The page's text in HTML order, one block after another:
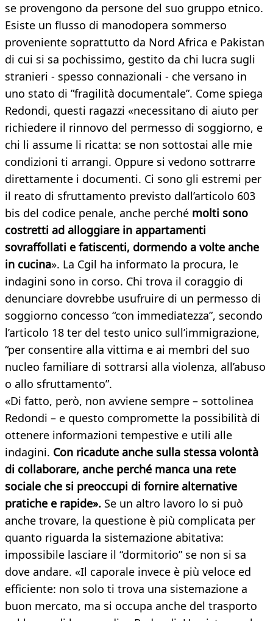
se provengono da persone del suo gruppo etnico.
Esiste un flusso di manodopera sommerso
proveniente soprattutto da Nord Africa e Pakistan
di cui si sa pochissimo, gestito da chi lucra sugli
stranieri - spesso connazionali - che versano in
uno stato di ”fragilità documentale”. Come spiega
Redondi, questi ragazzi «necessitano di aiuto per
richiedere il rinnovo del permesso di soggiorno, e
chi li assume li ricatta: se non sottostai alle mie
condizioni ti arrangi. Oppure si vedono sottrarre
direttamente i documenti. Ci sono gli estremi per
il reato di sfruttamento previsto dall’articolo 603
bis del codice penale, anche perché molti sono
costretti ad alloggiare in appartamenti
sovraffollati e fatiscenti, dormendo a volte anche
in cucina». La Cgil ha informato la procura, le
indagini sono in corso. Chi trova il coraggio di
denunciare dovrebbe usufruire di un permesso di
soggiorno concesso “con immediatezza”, secondo
l’articolo 18 ter del testo unico sull’immigrazione,
“per consentire alla vittima e ai membri del suo
nucleo familiare di sottrarsi alla violenza, all’abuso
o allo sfruttamento”.
«Di fatto, però, non avviene sempre – sottolinea
Redondi – e questo compromette la possibilità di
ottenere informazioni tempestive e utili alle
indagini. Con ricadute anche sulla stessa volontà
di collaborare, anche perché manca una rete
sociale che si preoccupi di fornire alternative
pratiche e rapide». Se un altro lavoro lo si può
anche trovare, la questione è più complicata per
quanto riguarda la sistemazione abitativa:
impossibile lasciare il “dormitorio” se non si sa
dove andare. «Il caporale invece è più veloce ed
efficiente: non solo ti trova una sistemazione a
buon mercato, ma si occupa anche del trasporto